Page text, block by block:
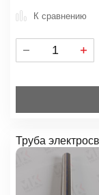
К сравнению
Труба